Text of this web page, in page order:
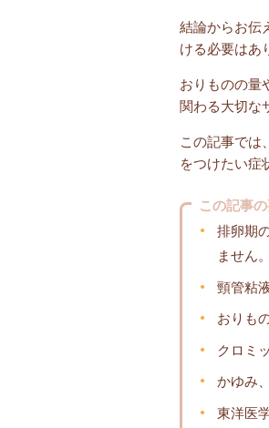
結論からお伝
ける必要はあ
おりものの量
関わる大切な
この記事では
をつけたい症
この記事
排卵期
ません。
頸管粘
おりも
クロミ
かゆみ
東洋医